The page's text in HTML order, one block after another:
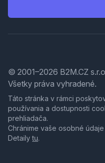
© 2001–2026 B2M.CZ
Všetky práva vyhradené.
Táto stránka v rámci
používania a dostupnosti
prehliadača.
Chránime vaše osobné
Detailytu.